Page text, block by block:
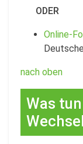
ODER
Online-
nach oben
Was